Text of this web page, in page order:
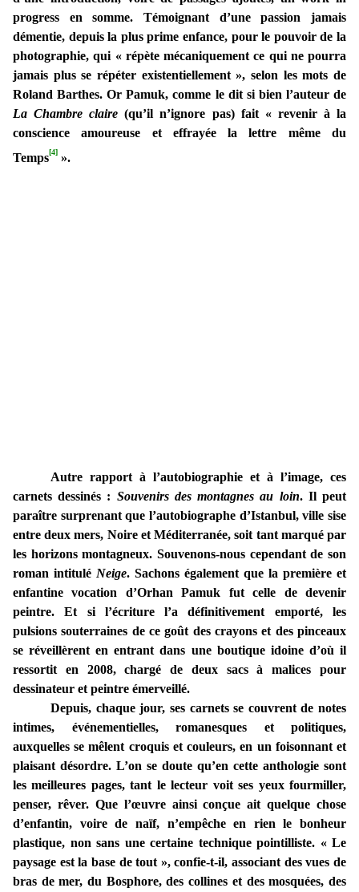
progress en somme. Témoignant d’une passion jamais
démentie, depuis la plus prime enfance, pour le pouvoir de la
photographie, qui « répète mécaniquement ce qui ne pourra
jamais plus se répéter existentiellement », selon les mots de
Roland Barthes. Or Pamuk, comme le dit si bien l’auteur de
La Chambre claire (qu’il n’ignore pas) fait « revenir à la
conscience amoureuse et effrayée la lettre même du
Temps[4] ».
Autre rapport à l’autobiographie et à l’image, ces
carnets dessinés : Souvenirs des montagnes au loin. Il peut
paraître surprenant que l’autobiographe d’Istanbul, ville sise
entre deux mers, Noire et Méditerranée, soit tant marqué par
les horizons montagneux. Souvenons-nous cependant de son
roman intitulé Neige. Sachons également que la première et
enfantine vocation d’Orhan Pamuk fut celle de devenir
peintre. Et si l’écriture l’a définitivement emporté, les
pulsions souterraines de ce goût des crayons et des pinceaux
se réveillèrent en entrant dans une boutique idoine d’où il
ressortit en 2008, chargé de deux sacs à malices pour
dessinateur et peintre émerveillé.
Depuis, chaque jour, ses carnets se couvrent de notes
intimes, événementielles, romanesques et politiques,
auxquelles se mêlent croquis et couleurs, en un foisonnant et
plaisant désordre. L’on se doute qu’en cette anthologie sont
les meilleures pages, tant le lecteur voit ses yeux fourmiller,
penser, rêver. Que l’œuvre ainsi conçue ait quelque chose
d’enfantin, voire de naïf, n’empêche en rien le bonheur
plastique, non sans une certaine technique pointilliste. « Le
paysage est la base de tout », confie-t-il, associant des vues de
bras de mer, du Bosphore, des collines et des mosquées, des